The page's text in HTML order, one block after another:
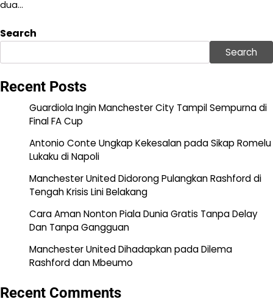
dua…
Search
Search
Recent Posts
Guardiola Ingin Manchester City Tampil Sempurna di
Final FA Cup
Antonio Conte Ungkap Kekesalan pada Sikap Romelu
Lukaku di Napoli
Manchester United Didorong Pulangkan Rashford di
Tengah Krisis Lini Belakang
Cara Aman Nonton Piala Dunia Gratis Tanpa Delay
Dan Tanpa Gangguan
Manchester United Dihadapkan pada Dilema
Rashford dan Mbeumo
Recent Comments